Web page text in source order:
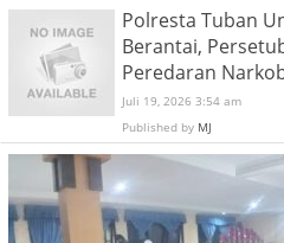
Polresta Tuban
Berantai,
Peredaran
Juli 19, 2026 3:54 am
Published by MJ